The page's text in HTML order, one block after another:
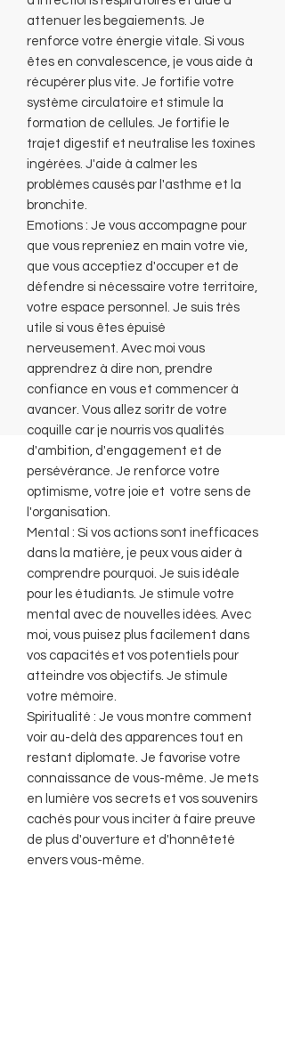
attenuer les begaiements. Je
renforce votre énergie vitale. Si vous
êtes en convalescence, je vous aide à
récupérer plus vite. Je fortifie votre
système circulatoire et stimule la
formation de cellules. Je fortifie le
trajet digestif et neutralise les toxines
ingérées. J'aide à calmer les
problèmes causés par l'asthme et la
bronchite.
Emotions : Je vous accompagne pour
que vous repreniez en main votre vie,
que vous acceptiez d'occuper et de
défendre si nécessaire votre territoire,
votre espace personnel. Je suis très
utile si vous êtes épuisé
nerveusement. Avec moi vous
apprendrez à dire non, prendre
confiance en vous et commencer à
avancer. Vous allez soritr de votre
coquille car je nourris vos qualités
d'ambition, d'engagement et de
persévérance. Je renforce votre
optimisme, votre joie et votre sens de
l'organisation.
Mental : Si vos actions sont inefficaces
dans la matière, je peux vous aider à
comprendre pourquoi. Je suis idéale
pour les étudiants. Je stimule votre
mental avec de nouvelles idées. Avec
moi, vous puisez plus facilement dans
vos capacités et vos potentiels pour
atteindre vos objectifs. Je stimule
votre mémoire.
Spiritualité : Je vous montre comment
voir au-delà des apparences tout en
restant diplomate. Je favorise votre
connaissance de vous-même. Je mets
en lumière vos secrets et vos souvenirs
cachés pour vous inciter à faire preuve
de plus d'ouverture et d'honnêteté
envers vous-même.